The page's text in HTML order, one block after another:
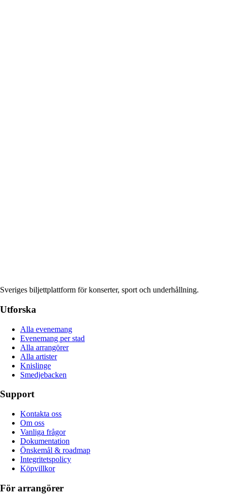
Sveriges biljettplattform för konserter, sport och underhållning.
Utforska
Alla evenemang
Evenemang per stad
Alla arrangörer
Alla artister
Knislinge
Smedjebacken
Support
Kontakta oss
Om oss
Vanliga frågor
Dokumentation
Önskemål & roadmap
Integritetspolicy
Köpvillkor
För arrangörer